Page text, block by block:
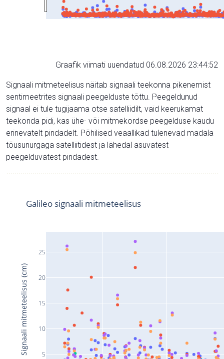
Graafik viimati uuendatud 06.08.2026 23:44:52
Signaali mitmeteelisus näitab signaali teekonna pikenemist
sentimeetrites signaali peegelduste tõttu. Peegeldunud
signaal ei tule tugijaama otse satelliidilt, vaid keerukamat
teekonda pidi, kas ühe- või mitmekordse peegelduse kaudu
erinevatelt pindadelt. Põhilised veaallikad tulenevad madala
tõusunurgaga satelliitidest ja lähedal asuvatest
peegelduvatest pindadest.
5
10
15
20
25
Galileo signaali mitmeteelisus
Signaali mitmeteelisus (cm)